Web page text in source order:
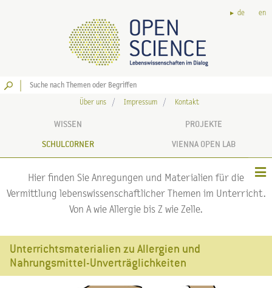
de en
Über uns Impressum Kontakt
WISSEN PROJEKTE
SCHULCORNER VIENNA OPEN LAB
Hier finden Sie Anregungen und Materialien für die
Vermittlung lebenswissenschaftlicher Themen im Unterricht.
Von A wie Allergie bis Z wie Zelle.
Unterrichtsmaterialien zu Allergien und
Nahrungsmittel-Unverträglichkeiten